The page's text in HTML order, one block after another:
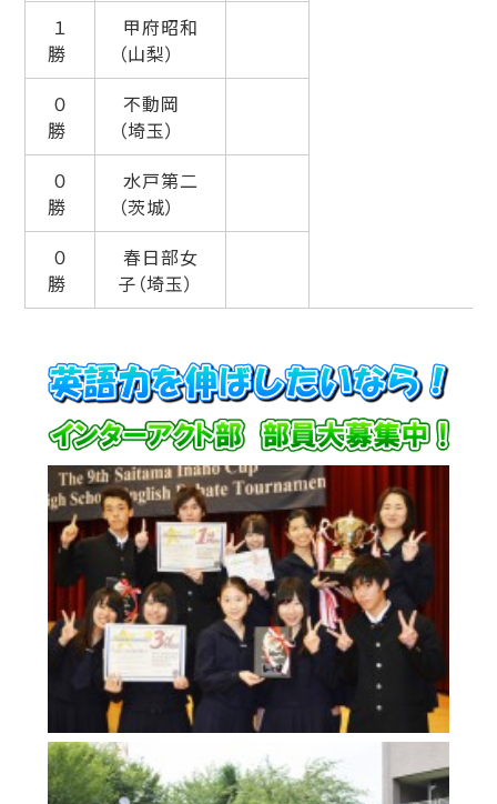
１
勝
甲府昭和
（山梨）
０
勝
不動岡
（埼玉）
０
勝
水戸第二
（茨城）
０
勝
春日部女
子（埼玉）